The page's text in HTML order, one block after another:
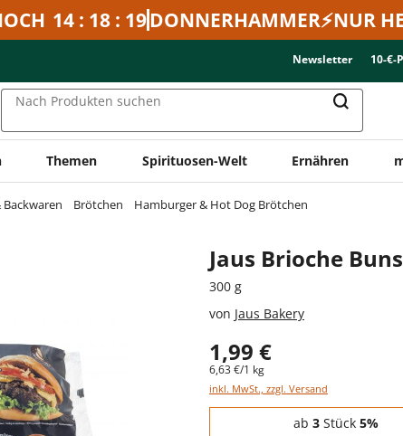
14 : 18 : 19DONNERHAMMER⚡NUR
Newsletter 10-€-
Nach Produkten suchen
Themen Spirituosen-Welt Ernähren
Backwaren Brötchen Hamburger & Hot Dog Brötchen
Jaus Brioche
300 g
von Jaus Bakery
1,99 €
6,63 €/1 kg
inkl. MwSt., zzgl. Versand
Staffelpreise - Mengenrabatt
ab 3 Stück 5%